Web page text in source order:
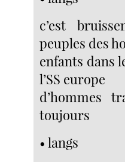
c’est
peuples des
enfants dans
l’SS europe
d’hommes
toujours
• langs